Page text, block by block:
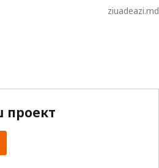
ziuadeazi.md
проект